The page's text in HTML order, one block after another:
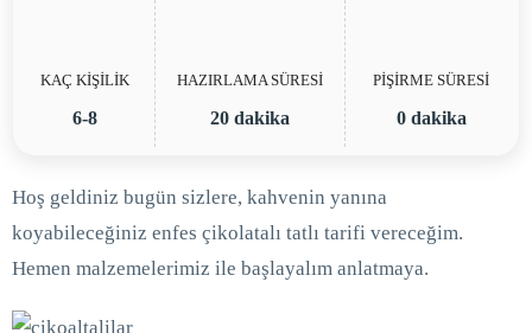
KAÇ KİŞİLİK
6-8
HAZIRLAMA SÜRESİ
20 dakika
PİŞİRME SÜRESİ
0 dakika
Hoş geldiniz bugün sizlere, kahvenin yanına
koyabileceğiniz enfes çikolatalı tatlı tarifi vereceğim.
Hemen malzemelerimiz ile başlayalım anlatmaya.